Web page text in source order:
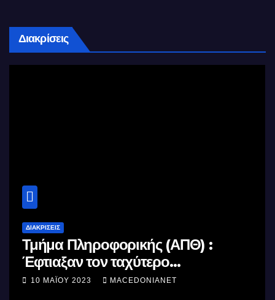
Διακρίσεις
ΔΙΑΚΡΊΣΕΙΣ
Τμήμα Πληροφορικής (ΑΠΘ) :
Έφτιαξαν τον ταχύτερο
επεξεργαστή AI στον κόσμο με τη
10 ΜΑΪ́ΟΥ 2023 MACEDONIANET